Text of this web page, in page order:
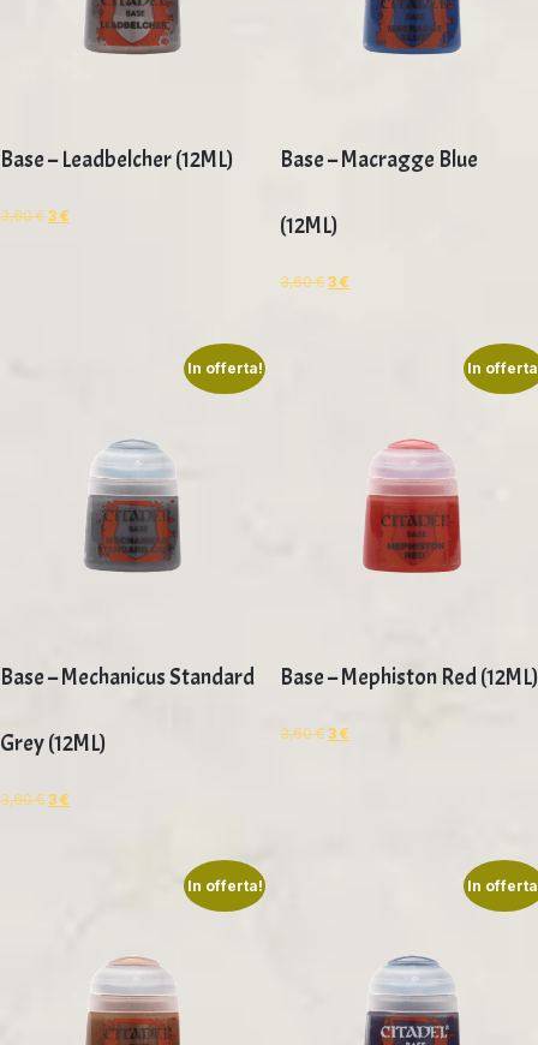
Base – Leadbelcher (12ML)
3,60€ 3 €
Base – Macragge Blue
(12ML)
3,60€ 3 €
In offerta!
Base – Mechanicus Standard
Grey (12ML)
3,60€ 3 €
In
Base – Mephiston Red (12ML)
3,60€ 3 €
In offerta! In